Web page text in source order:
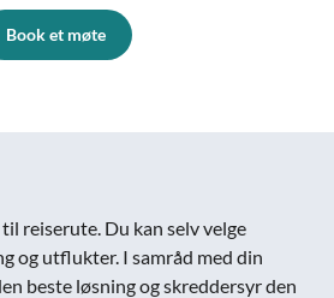
Book et møte
reiserute. Du kan selv velge
og utflukter. I samråd med din
beste løsning og skreddersyr den